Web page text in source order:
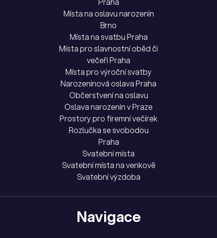
Místa na oslavu narozenin
Brno
Místa na svatbu Praha
Místa pro slavnostní oběd či
večeři Praha
Místa pro výroční svatby
Narozeninová oslava Praha
Občerstvení na oslavu
Oslava narozenin v Praze
Prostory pro firemní večírek
Rozlučka se svobodou
Praha
Svatební místa
Svatební místa na venkově
Svatební výzdoba
Navigace